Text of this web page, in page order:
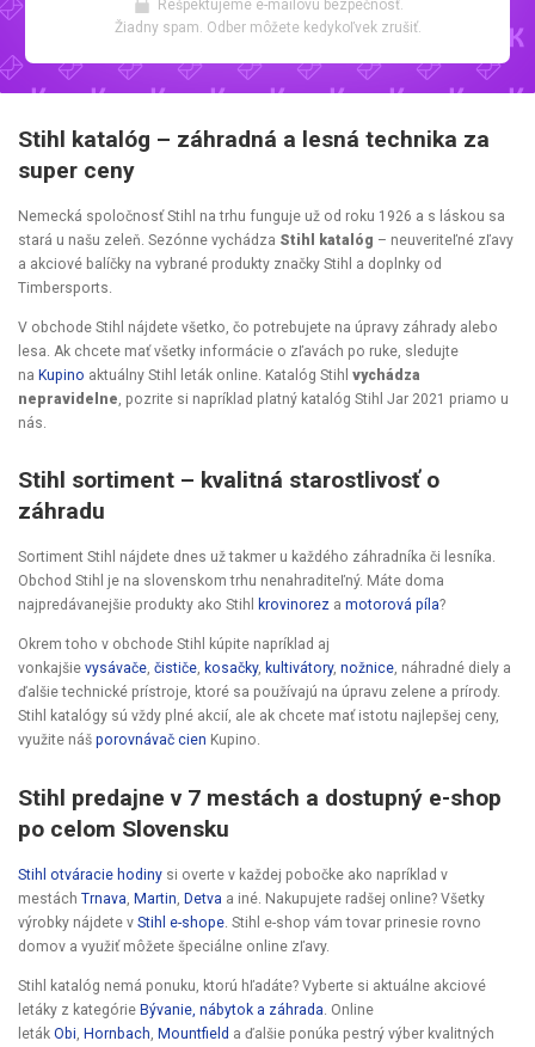
Rešpektujeme e-mailovú bezpečnosť.
Žiadny spam. Odber môžete kedykoľvek zrušiť.
Stihl katalóg – záhradná a lesná technika za
super ceny
Nemecká spoločnosť Stihl na trhu funguje už od roku 1926 a s láskou sa
stará u našu zeleň. Sezónne vychádza Stihl katalóg – neuveriteľné zľavy
a akciové balíčky na vybrané produkty značky Stihl a doplnky od
Timbersports.
V obchode Stihl nájdete všetko, čo potrebujete na úpravy záhrady alebo
lesa. Ak chcete mať všetky informácie o zľavách po ruke, sledujte
na Kupino aktuálny Stihl leták online. Katalóg Stihl vychádza
nepravidelne , pozrite si napríklad platný katalóg Stihl Jar 2021 priamo u
nás.
Stihl sortiment – kvalitná starostlivosť o
záhradu
Sortiment Stihl nájdete dnes už takmer u každého záhradníka či lesníka.
Obchod Stihl je na slovenskom trhu nenahraditeľný. Máte doma
najpredávanejšie produkty ako Stihl
krovinorez a motorová píla?
Okrem toho v obchode Stihl kúpite napríklad aj
vonkajšie vysávače, čističe, kosačky, kultivátory, nožnice, náhradné diely a
ďalšie technické prístroje, ktoré sa používajú na úpravu zelene a prírody.
Stihl katalógy sú vždy plné akcií, ale ak chcete mať istotu najlepšej ceny,
využite náš porovnávač cien Kupino.
Stihl predajne v 7 mestách a dostupný e-shop
po celom Slovensku
Stihl otváracie hodiny si overte v každej pobočke ako napríklad v
mestách Trnava Martin Detva a iné. Nakupujete radšej online? Všetky
výrobky nájdete v Stihl e-shope . Stihl e-shop vám tovar prinesie rovno
domov a využiť môžete špeciálne online zľavy.
Stihl katalóg nemá ponuku, ktorú hľadáte? Vyberte si aktuálne akciové
letáky z kategórie Bývanie, nábytok a záhrada . Online
leták Obi Hornbach Mountfield a ďalšie ponúka pestrý výber kvalitných